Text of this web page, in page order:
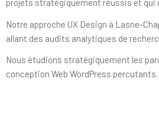
projets stratégiquement réussis et qui
Notre approche UX Design à Lasne-
allant des audits analytiques de
Nous étudions stratégiquement les
conception Web WordPress percutants.